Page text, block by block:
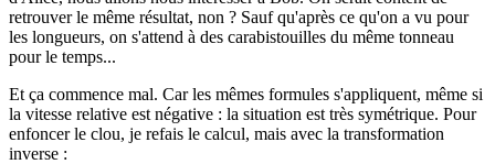
retrouver le même résultat, non ? Sauf qu'après ce qu'on a vu pour
les longueurs, on s'attend à des carabistouilles du même tonneau
pour le temps...
Et ça commence mal. Car les mêmes formules s'appliquent, même si
la vitesse relative est négative : la situation est très symétrique. Pour
enfoncer le clou, je refais le calcul, mais avec la transformation
inverse :